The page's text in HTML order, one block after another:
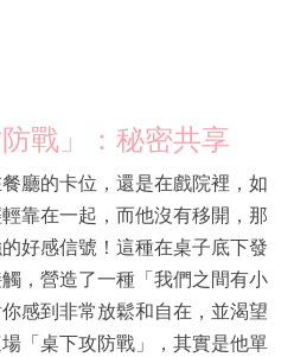
戰」：秘密共享
廳的卡位，還是在戲院裡，如
靠在一起，而他沒有移開，那
好感信號！這種在桌子底下發
，營造了一種「我們之間有小
感到非常放鬆和自在，並渴望
「桌下攻防戰」，其實是他單